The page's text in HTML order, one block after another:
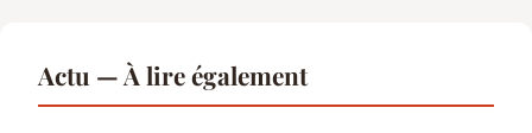
Actu — À lire également